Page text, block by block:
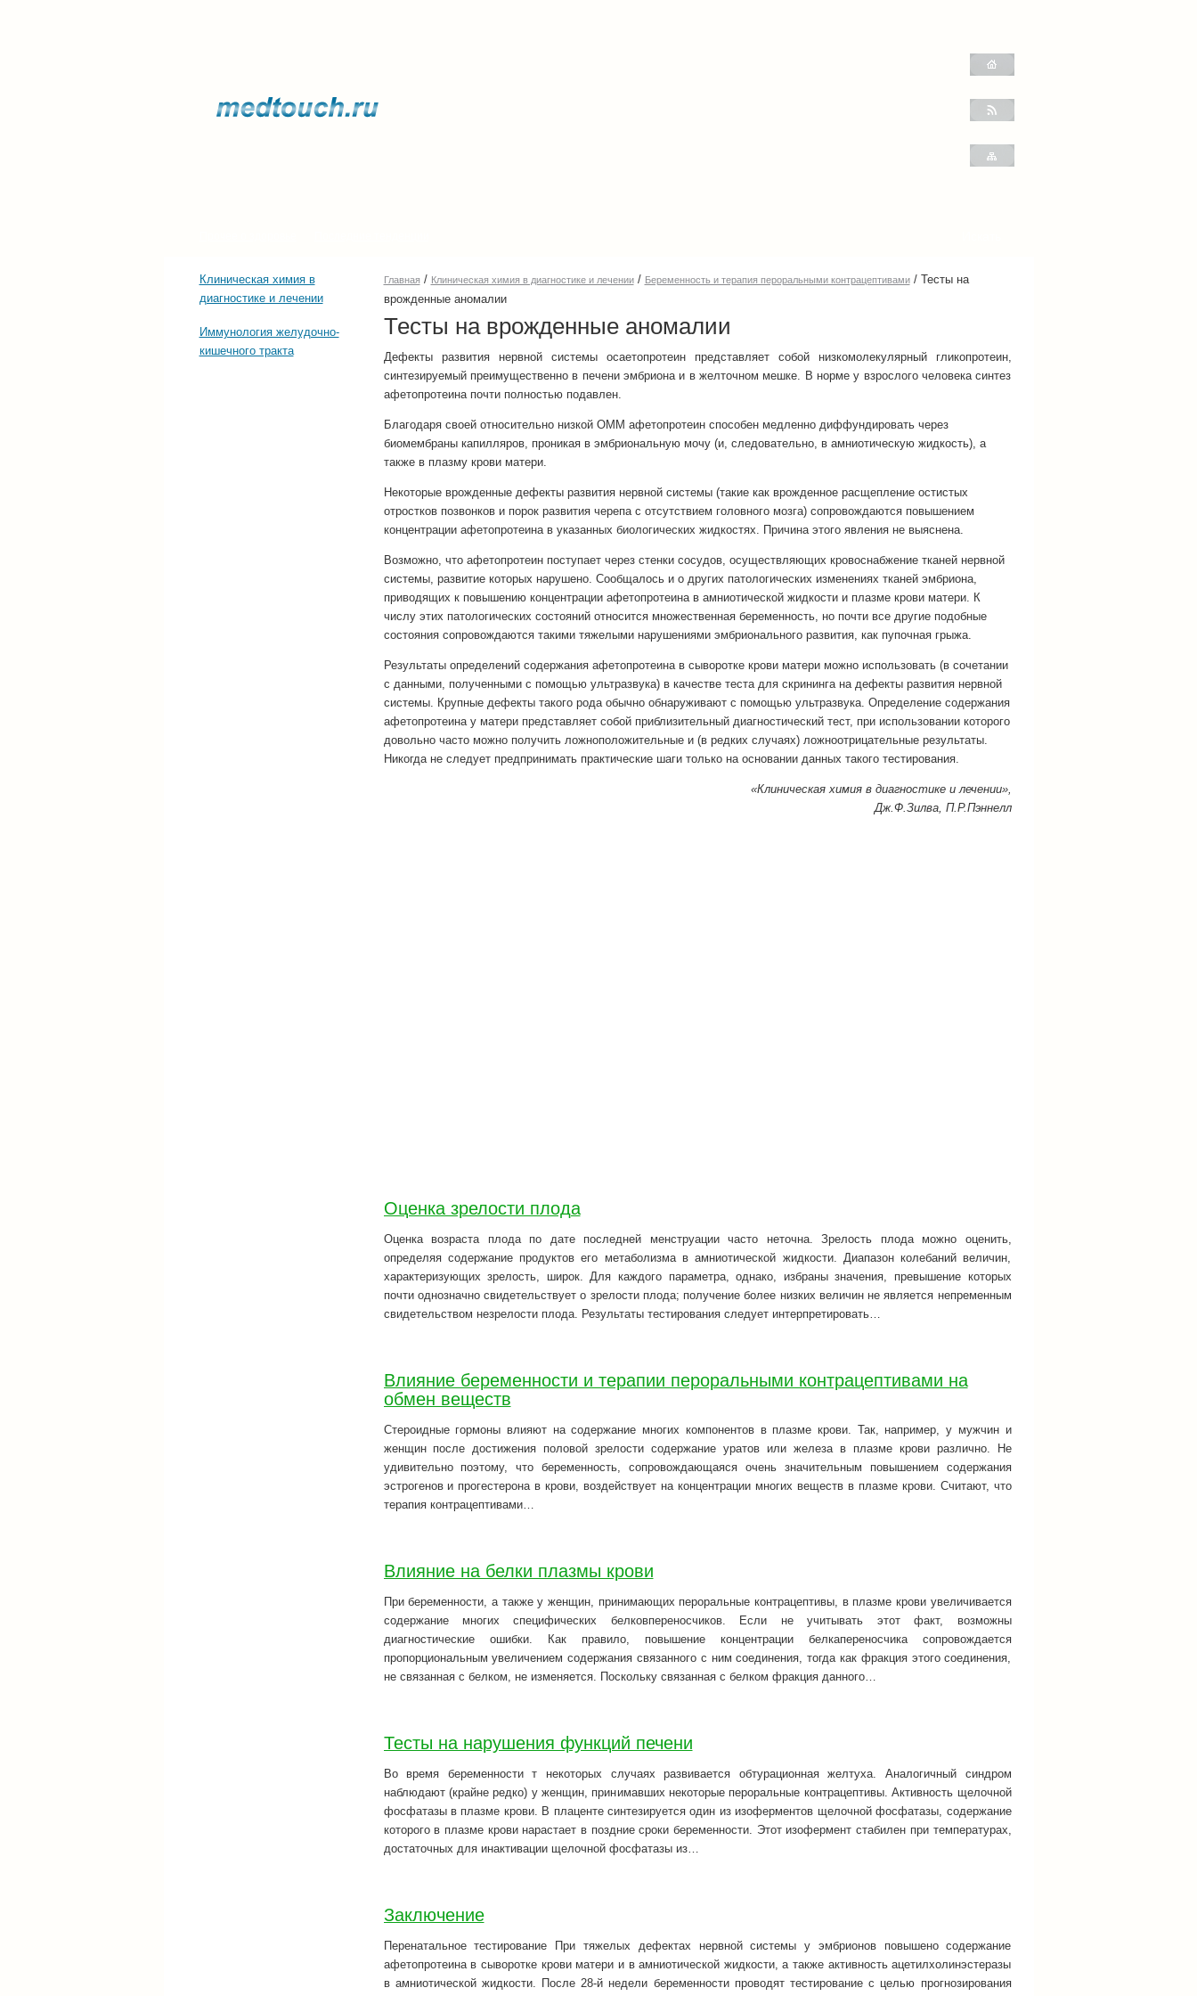
Клиническая химия в
диагностике и лечении
Иммунология желудочно-
кишечного тракта
Главная / Клиническая химия в диагностике и лечении/ Беременность и терапия пероральными контрацептивами/ Тесты на
врожденные аномалии
Тесты на врожденные аномалии
Дефекты развития нервной системы осaетопротеин представляет собой низкомолекулярный гликопротеин,
синтезируемый преимущественно в печени эмбриона и в желточном мешке. В норме у взрослого человека синтез
афетопротеина почти полностью подавлен.
Благодаря своей относительно низкой ОММ афетопротеин способен медленно диффундировать через
биомембраны капилляров, проникая в эмбриональную мочу (и, следовательно, в амниотическую жидкость), а
также в плазму крови матери.
Некоторые врожденные дефекты развития нервной системы (такие как врожденное расщепление остистых
отростков позвонков и порок развития черепа с отсутствием головного мозга) сопровождаются повышением
концентрации афетопротеина в указанных биологических жидкостях. Причина этого явления не выяснена.
Возможно, что афетопротеин поступает через стенки сосудов, осуществляющих кровоснабжение тканей нервной
системы, развитие которых нарушено. Сообщалось и о других патологических изменениях тканей эмбриона,
приводящих к повышению концентрации афетопротеина в амниотической жидкости и плазме крови матери. К
числу этих патологических состояний относится множественная беременность, но почти все другие подобные
состояния сопровождаются такими тяжелыми нарушениями эмбрионального развития, как пупочная грыжа.
Результаты определений содержания афетопротеина в сыворотке крови матери можно использовать (в сочетании
с данными, полученными с помощью ультразвука) в качестве теста для скрининга на дефекты развития нервной
системы. Крупные дефекты такого рода обычно обнаруживают с помощью ультразвука. Определение содержания
афетопротеина у матери представляет собой приблизительный диагностический тест, при использовании которого
довольно часто можно получить ложноположительные и (в редких случаях) ложноотрицательные результаты.
Никогда не следует предпринимать практические шаги только на основании данных такого тестирования.
«Клиническая химия в диагностике и лечении»,
Дж.Ф.Зилва, П.Р.Пэннелл
Оценка зрелости плода
Оценка возраста плода по дате последней менструации часто неточна. Зрелость плода можно оценить,
определяя содержание продуктов его метаболизма в амниотической жидкости. Диапазон колебаний величин,
характеризующих зрелость, широк. Для каждого параметра, однако, избраны значения, превышение которых
почти однозначно свидетельствует о зрелости плода; получение более низких величин не является непременным
свидетельством незрелости плода. Результаты тестирования следует интерпретировать…
Влияние беременности и терапии пероральными контрацептивами на
обмен веществ
Стероидные гормоны влияют на содержание многих компонентов в плазме крови. Так, например, у мужчин и
женщин после достижения половой зрелости содержание уратов или железа в плазме крови различно. Не
удивительно поэтому, что беременность, сопровождающаяся очень значительным повышением содержания
эстрогенов и прогестерона в крови, воздействует на концентрации многих веществ в плазме крови. Считают, что
терапия контрацептивами…
Влияние на белки плазмы крови
При беременности, а также у женщин, принимающих пероральные контрацептивы, в плазме крови увеличивается
содержание многих специфических белковпереносчиков. Если не учитывать этот факт, возможны
диагностические ошибки. Как правило, повышение концентрации белкапереносчика сопровождается
пропорциональным увеличением содержания связанного с ним соединения, тогда как фракция этого соединения,
не связанная с белком, не изменяется. Поскольку связанная с белком фракция данного…
Тесты на нарушения функций печени
Во время беременности т некоторых случаях развивается обтурационная желтуха. Аналогичный синдром
наблюдают (крайне редко) у женщин, принимавших некоторые пероральные контрацептивы. Активность щелочной
фосфатазы в плазме крови. В плаценте синтезируется один из изоферментов щелочной фосфатазы, содержание
которого в плазме крови нарастает в поздние сроки беременности. Этот изофермент стабилен при температурах,
достаточных для инактивации щелочной фосфатазы из…
Заключение
Перенатальное тестирование При тяжелых дефектах нервной системы у эмбрионов повышено содержание
афетопротеина в сыворотке крови матери и в амниотической жидкости, а также активность ацетилхолинэстеразы
в амниотической жидкости. После 28-й недели беременности проводят тестирование с целью прогнозирования